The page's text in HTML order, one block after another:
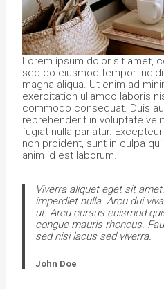
Lorem ipsum dolor sit amet,
sed do eiusmod tempor
magna aliqua. Ut enim ad
exercitation ullamco laboris
commodo consequat. Duis
reprehenderit in voluptate
fugiat nulla pariatur.
non proident, sunt in culpa
anim id est laborum.
Viverra aliquet eget sit
imperdiet nulla. Arcu dui
ut. Arcu cursus euismod
congue mauris rhoncus.
sed nisi lacus sed viverra.
John Doe